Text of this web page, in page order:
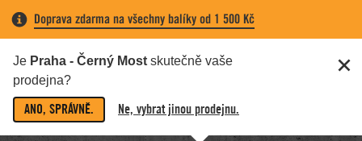
Doprava zdarma na všechny balíky od 1 500 Kč
Je Praha - Černý Most skutečně vaše
prodejna?
ANO, SPRÁVNĚ. Ne, vybrat jinou prodejnu.